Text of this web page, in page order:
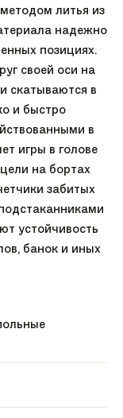
литья из
надежно
позициях.
своей оси на
скатываются в
и быстро
в
игры в голове
на бортах
забитых
устойчивость
банок и иных